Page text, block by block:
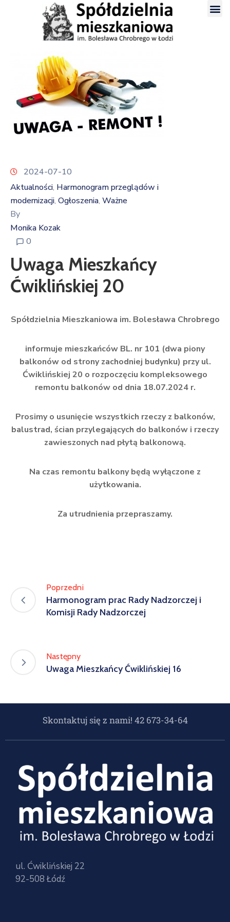
2024-07-10
Aktualności‚ Harmonogram przeglądów i
modernizacji‚ Ogłoszenia‚ Ważne
By
Monika Kozak
0
Uwaga Mieszkańcy
Ćwiklińskiej 20
Spółdzielnia Mieszkaniowa im. Bolesława Chrobrego
informuje mieszkańców BL. nr 101 (dwa piony
balkonów od strony zachodniej budynku) przy ul.
Ćwiklińskiej 20 o rozpoczęciu kompleksowego
remontu balkonów od dnia 18.07.2024 r.
Prosimy o usunięcie wszystkich rzeczy z balkonów,
balustrad, ścian przylegających do balkonów i rzeczy
zawieszonych nad płytą balkonową.
Na czas remontu balkony będą wyłączone z
użytkowania.
Za utrudnienia przepraszamy.
Poprzedni
Harmonogram prac Rady Nadzorczej i
Komisji Rady Nadzorczej
Następny
Uwaga Mieszkańcy Ćwiklińskiej 16
Skontaktuj się z nami! 42 673-34-64
ul. Ćwiklińskiej 22
92-508 Łódź